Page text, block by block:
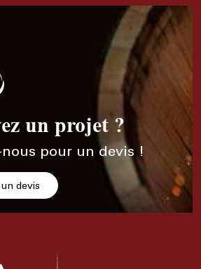
un projet ?
nous pour un devis !
devis